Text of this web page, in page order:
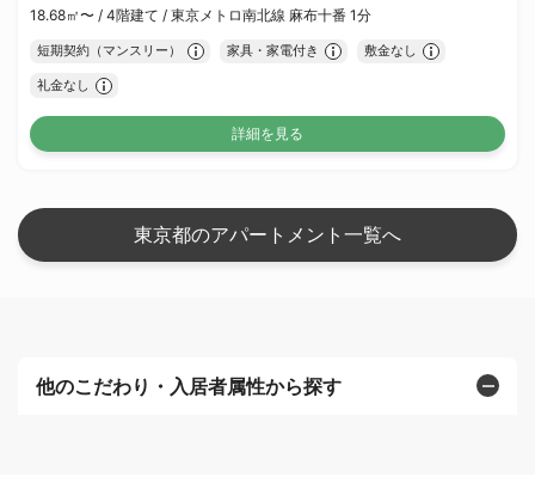
18.68㎡〜 / 4階建て / 東京メトロ南北線 麻布十番 1分
短期契約（マンスリー） 家具・家電付き 敷金なし
礼金なし
詳細を見る
東京都のアパートメント一覧へ
他のこだわり・入居者属性から探す